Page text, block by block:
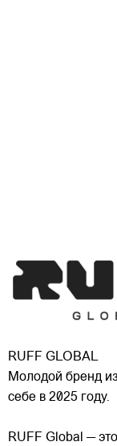
RUFF GLOBAL
Молодой бренд
себе в 2025 году.
RUFF Global —